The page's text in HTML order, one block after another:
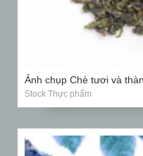
Ảnh chụp Chè tươi và
Stock Thực phẩm